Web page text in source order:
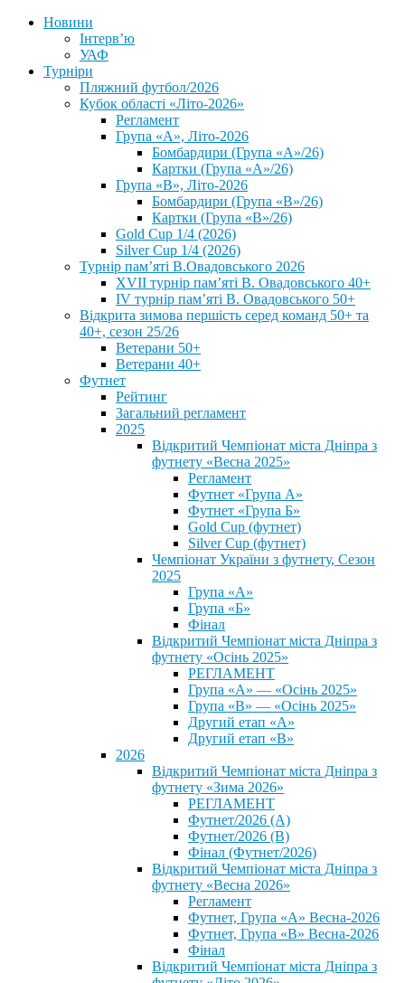
Новини
Інтерв’ю
УАФ
Турніри
Пляжний футбол/2026
Кубок області «Літо-2026»
Регламент
Група «А», Літо-2026
Бомбардири (Група «А»/26)
Картки (Група «А»/26)
Група «В», Літо-2026
Бомбардири (Група «В»/26)
Картки (Група «В»/26)
Gold Cup 1/4 (2026)
Silver Cup 1/4 (2026)
Турнір пам’яті В.Овадовського 2026
XVII турнір пам’яті В. Овадовського 40+
IV турнір пам’яті В. Овадовського 50+
Відкрита зимова першість серед команд 50+ та
40+, сезон 25/26
Ветерани 50+
Ветерани 40+
Футнет
Рейтинг
Загальний регламент
2025
Відкритий Чемпіонат міста Дніпра з
футнету «Весна 2025»
Регламент
Футнет «Група А»
Футнет «Група Б»
Gold Cup (футнет)
Silver Cup (футнет)
Чемпіонат України з футнету, Сезон
2025
Група «А»
Група «Б»
Фінал
Відкритий Чемпіонат міста Дніпра з
футнету «Осінь 2025»
РЕГЛАМЕНТ
Група «А» — «Осінь 2025»
Група «В» — «Осінь 2025»
Другий етап «А»
Другий етап «В»
2026
Відкритий Чемпіонат міста Дніпра з
футнету «Зима 2026»
РЕГЛАМЕНТ
Футнет/2026 (А)
Футнет/2026 (В)
Фінал (Футнет/2026)
Відкритий Чемпіонат міста Дніпра з
футнету «Весна 2026»
Регламент
Футнет, Група «А» Весна-2026
Футнет, Група «В» Весна-2026
Фінал
Відкритий Чемпіонат міста Дніпра з